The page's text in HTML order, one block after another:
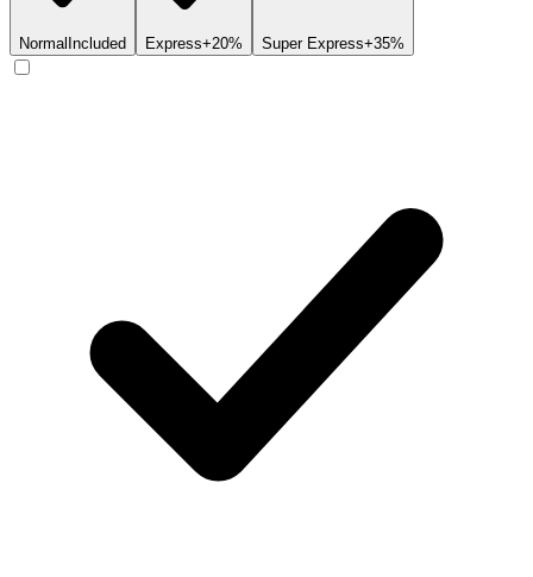
NormalIncluded Express+20% Super Express+35%